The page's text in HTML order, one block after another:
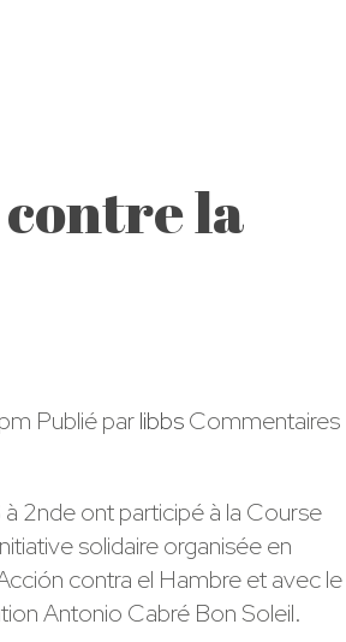
la
Publié parlibbsCommentaires
2nde ont participé à la Course
solidaire organisée en
contra el Hambre et avec le
Antonio Cabré Bon Soleil.